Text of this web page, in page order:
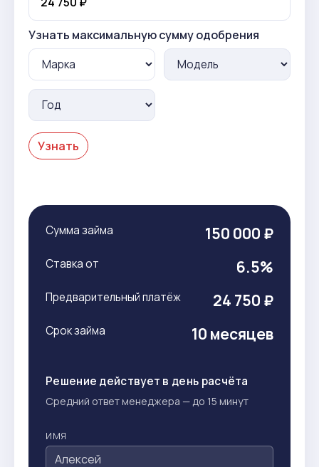
Узнать максимальную сумму одобрения
Узнать
Сумма займа 150 000 ₽
Ставка от 6.5%
Предварительный платёж 24 750 ₽
Срок займа 10 месяцев
Решение действует в день расчёта
Средний ответ менеджера — до 15 минут
ИМЯ